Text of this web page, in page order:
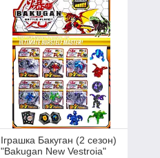
Іграшка Бакуган (2 сезон)
"Bakugan New Vestroia"